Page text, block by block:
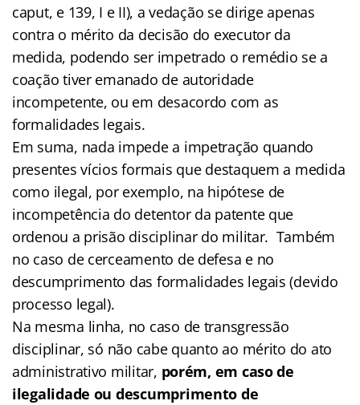
caput, e 139, I e II), a vedação se dirige apenas
contra o mérito da decisão do executor da
medida, podendo ser impetrado o remédio se a
coação tiver emanado de autoridade
incompetente, ou em desacordo com as
formalidades legais.
Em suma, nada impede a impetração quando
presentes vícios formais que destaquem a medida
como ilegal, por exemplo, na hipótese de
incompetência do detentor da patente que
ordenou a prisão disciplinar do militar. Também
no caso de cerceamento de defesa e no
descumprimento das formalidades legais (devido
processo legal).
Na mesma linha, no caso de transgressão
disciplinar, só não cabe quanto ao mérito do ato
administrativo militar, porém, em caso de
ilegalidade ou descumprimento de